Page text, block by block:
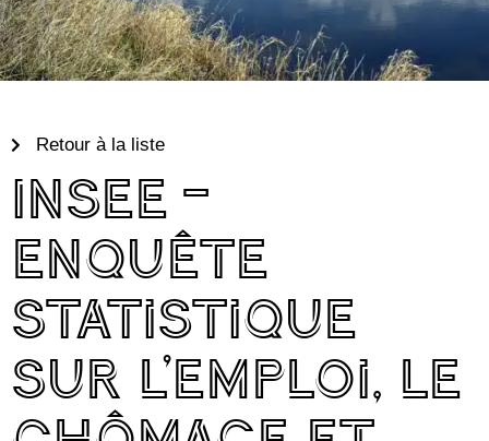
Retour à la liste
INSEE –
Enquête
statistique
sur l’emploi, le